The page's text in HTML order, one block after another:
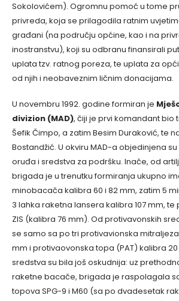
Sokolovićem). Ogromnu pomoć u tome
privreda, koja se prilagodila ratnim
građani (na području općine, kao i na
inostranstvu), koji su odbranu finansirali
uplata tzv. ratnog poreza, te uplata za
od njih i neobaveznim ličnim donacijama.
U novembru 1992. godine formiran je
divizion (MAD), čiji je prvi komandant bio
Šefik Čimpo, a zatim Besim Duraković, te
Bostandžić. U okviru MAD-a objedinjena su
oruđa i sredstva za podršku. Inače, od
brigada je u trenutku formiranja ukupno
minobacača kalibra 60 i 82 mm, zatim 5
3 lahka raketna lansera kalibra 107 mm, te
ZIS (kalibra 76 mm). Od protivavonskih
se samo sa po tri protivavionska mitraljeza
mm i protivaovonska topa (PAT) kalibra
sredstva su bila još oskudnija: uz
raketne bacače, brigada je raspolagala
topova SPG-9 i M60 (sa po dvadesetak